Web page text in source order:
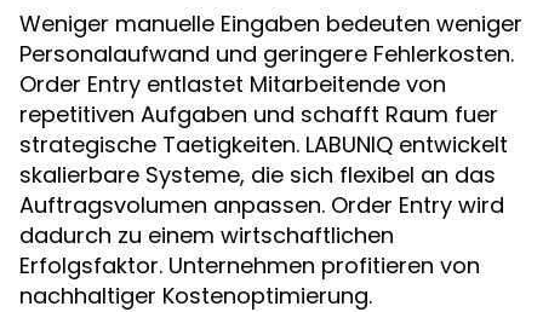
Weniger manuelle Eingaben bedeuten weniger
Personalaufwand und geringere Fehlerkosten.
Order Entry entlastet Mitarbeitende von
repetitiven Aufgaben und schafft Raum fuer
strategische Taetigkeiten. LABUNIQ entwickelt
skalierbare Systeme, die sich flexibel an das
Auftragsvolumen anpassen. Order Entry wird
dadurch zu einem wirtschaftlichen
Erfolgsfaktor. Unternehmen profitieren von
nachhaltiger Kostenoptimierung.